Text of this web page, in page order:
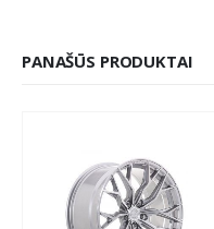
PANAŠŪS PRODUKTAI